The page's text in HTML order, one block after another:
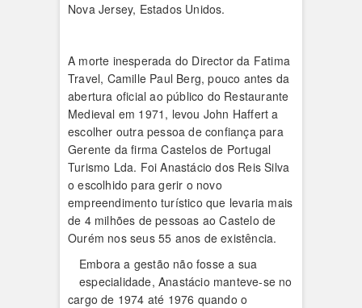
Nova Jersey, Estados Unidos.
A morte inesperada do Director da Fatima
Travel, Camille Paul Berg, pouco antes da
abertura oficial ao público do Restaurante
Medieval em 1971, levou John Haffert a
escolher outra pessoa de confiança para
Gerente da firma Castelos de Portugal
Turismo Lda. Foi Anastácio dos Reis Silva
o escolhido para gerir o novo
empreendimento turístico que levaria mais
de 4 milhões de pessoas ao Castelo de
Ourém nos seus 55 anos de existência.
Embora a gestão não fosse a sua
especialidade, Anastácio manteve-se no
cargo de 1974 até 1976 quando o